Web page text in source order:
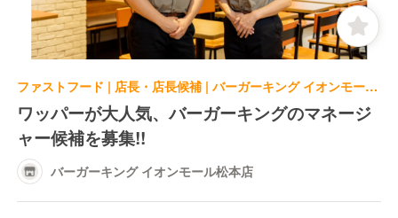
ファストフード | 店長・店長候補 | バーガーキング イオンモール松本店
ワッパーが大人気、バーガーキングのマネージ
ャー候補を募集!!
バーガーキング イオンモール松本店